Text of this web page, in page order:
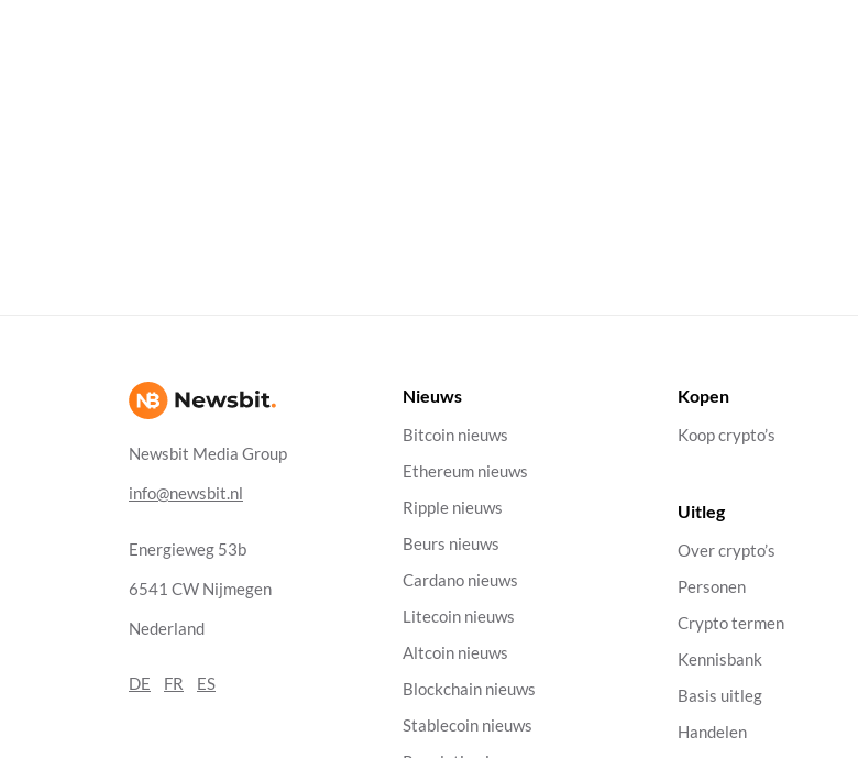
Newsbit Media Group
info@newsbit.nl
Energieweg 53b
6541 CW Nijmegen
Nederland
DE FR ES
Nieuws
Bitcoin nieuws
Ethereum nieuws
Ripple nieuws
Beurs nieuws
Cardano nieuws
Litecoin nieuws
Altcoin nieuws
Blockchain nieuws
Stablecoin nieuws
Kopen
Koop crypto’s
Uitleg
Over crypto’s
Personen
Crypto termen
Kennisbank
Basis uitleg
Handelen